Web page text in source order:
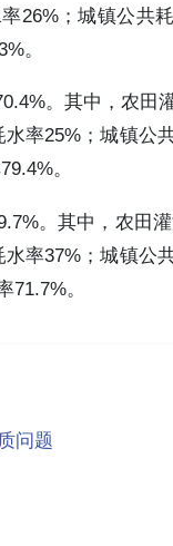
率26%；城镇公共
。
。其中，农田
水率25%；城镇公
。
。其中，农田
水率37%；城镇公
71.7%。
问题